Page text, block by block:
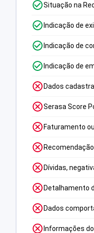
Situação na
Indicação de
Indicação de
Indicação de
Dados
Serasa Score
Faturamento
Dívidas,
Detalhamento
Dados
Informações